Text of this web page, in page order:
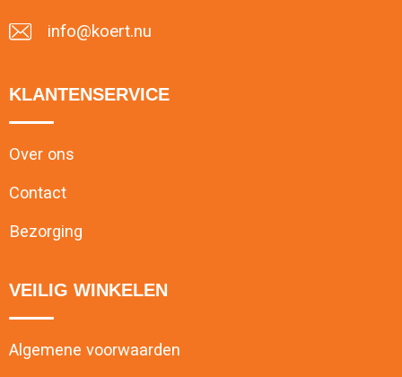
info@koert.nu
KLANTENSERVICE
Over ons
Contact
Bezorging
VEILIG WINKELEN
Algemene voorwaarden